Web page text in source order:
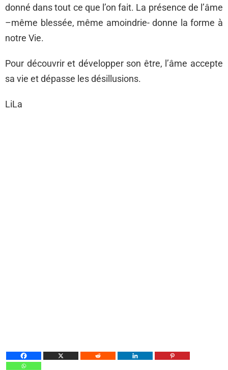
donné dans tout ce que l’on fait. La présence de l’âme
–même blessée, même amoindrie- donne la forme à
notre Vie.
Pour découvrir et développer son être, l’âme accepte
sa vie et dépasse les désillusions.
LiLa